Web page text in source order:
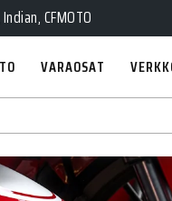
CFMOTO
VARAOSAT